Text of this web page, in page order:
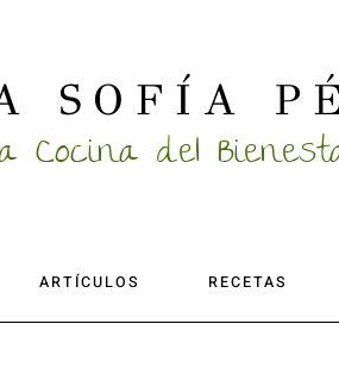
SOFÍA
Cocina del
ARTÍCULOS RECETAS